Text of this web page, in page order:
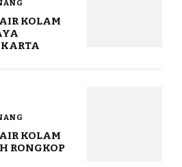
KOLAM
KOLAM
RONGKOP